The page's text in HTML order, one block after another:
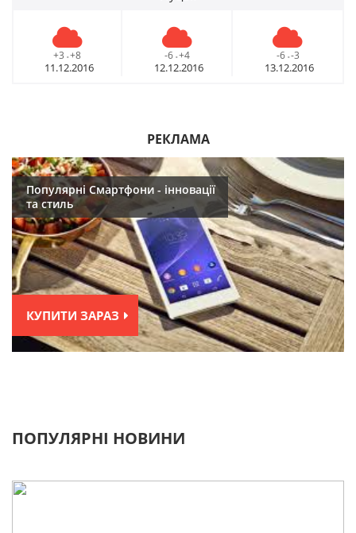
+3 - +8
11.12.2016
-6 - +4
12.12.2016
-6 - -3
13.12.2016
РЕКЛАМА
Популярні Смартфони - інновації
та стиль
КУПИТИ ЗАРАЗ
ПОПУЛЯРНІ НОВИНИ